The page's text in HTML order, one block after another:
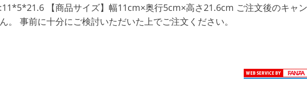
【商品サイズ】幅11cm×奥行5cm×高さ21.6cm ご注文後のキャン
。 事前に十分にご検討いただいた上でご注文ください。